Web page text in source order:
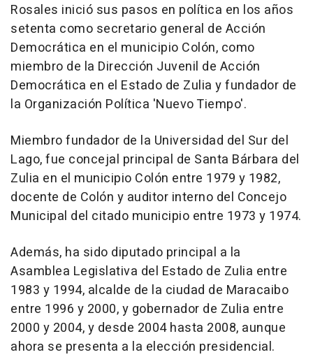
Rosales inició sus pasos en política en los años
setenta como secretario general de Acción
Democrática en el municipio Colón, como
miembro de la Dirección Juvenil de Acción
Democrática en el Estado de Zulia y fundador de
la Organización Política 'Nuevo Tiempo'.
Miembro fundador de la Universidad del Sur del
Lago, fue concejal principal de Santa Bárbara del
Zulia en el municipio Colón entre 1979 y 1982,
docente de Colón y auditor interno del Concejo
Municipal del citado municipio entre 1973 y 1974.
Además, ha sido diputado principal a la
Asamblea Legislativa del Estado de Zulia entre
1983 y 1994, alcalde de la ciudad de Maracaibo
entre 1996 y 2000, y gobernador de Zulia entre
2000 y 2004, y desde 2004 hasta 2008, aunque
ahora se presenta a la elección presidencial.